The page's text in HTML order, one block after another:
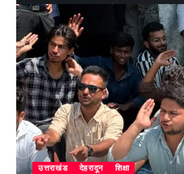
उत्तराखंड देहरादून शिक्षा